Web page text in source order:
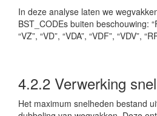
In deze analyse laten we
BST_CODEs buiten beschouwing:
“VZ”, “VD”, “VDA”, “VDF”, “VDV”,
4.2.2 Verwerking
Het maximum snelheden bestand